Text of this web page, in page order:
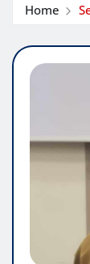
Home